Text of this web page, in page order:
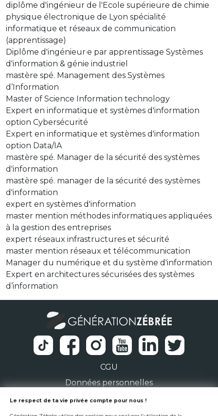
diplôme d'ingénieur de l'Ecole supérieure de chimie
physique électronique de Lyon spécialité
informatique et réseaux de communication
(apprentissage)
Diplôme d'ingénieur·e par apprentissage Systèmes
d'information & génie industriel
mastère spé. Management des Systèmes
d’Information
Master of Science Information technology
Expert en informatique et systèmes d'information
option Cybersécurité
Expert en informatique et systèmes d'information
option Data/IA
mastère spé. Manager de la sécurité des systèmes
d'information
mastère spé. manager de la sécurité des systèmes
d'information
expert en systèmes d'information
master mention méthodes informatiques appliquées
à la gestion des entreprises
expert réseaux infrastructures et sécurité
master mention réseaux et télécommunication
Manager du numérique et du système d'information
Expert en architectures sécurisées des systèmes
d’information
CGU
Données personnelles
1 Rue de la Noë 44300 Nantes
Le respect de ta vie privée compte pour nous !